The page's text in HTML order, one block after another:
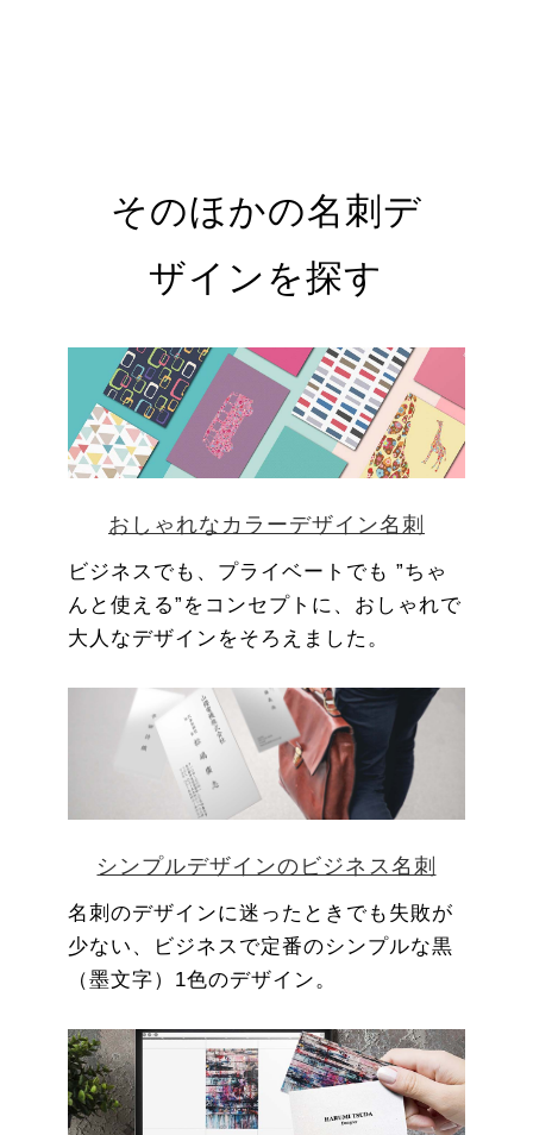
そのほかの名刺デ
ザインを探す
おしゃれなカラーデザイン名刺
ビジネスでも、プライベートでも ”ちゃ
んと使える”をコンセプトに、おしゃれで
大人なデザインをそろえました。
シンプルデザインのビジネス名刺
名刺のデザインに迷ったときでも失敗が
少ない、ビジネスで定番のシンプルな黒
（墨文字）1色のデザイン。